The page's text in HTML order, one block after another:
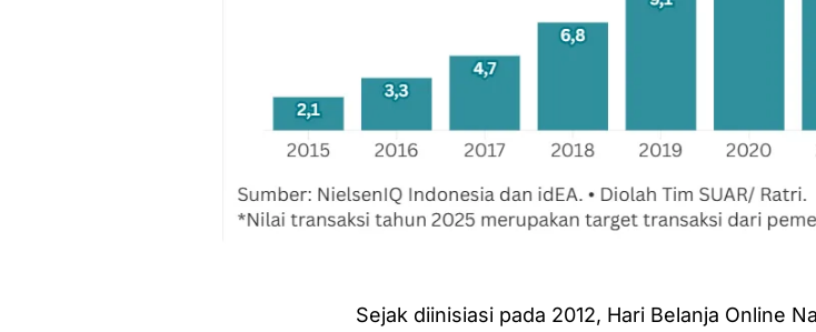
Sejak diinisiasi pada 2012, Hari Belanja Online